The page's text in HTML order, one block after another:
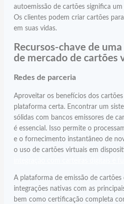
autoemissão de cartões significa
Os clientes podem criar cartões
em suas vidas.
Recursos-chave de
de mercado de cartões
Redes de parceria
Aproveitar os benefícios dos
plataforma certa. Encontrar um
sólidas com bancos emissores de
é essencial. Isso permite o
e o fornecimento instantâneo de
o uso de cartões virtuais em
A plataforma de emissão de cartões
integrações nativas com as
bem como certificação completa